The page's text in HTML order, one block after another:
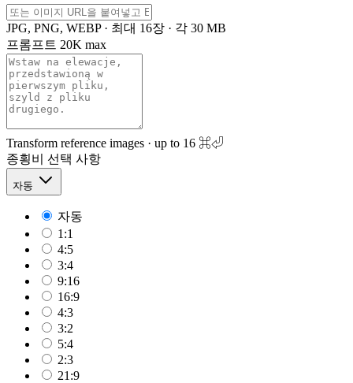
JPG, PNG, WEBP · 최대 16장 · 각 30 MB
프롬프트 20K max
Transform reference images · up to 16 ⌘⏎
종횡비
선택 사항
자동
자동
1:1
4:5
3:4
9:16
16:9
4:3
3:2
5:4
2:3
21:9